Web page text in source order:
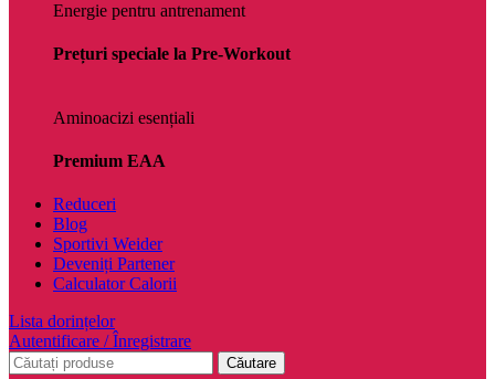
Energie pentru antrenament
Prețuri speciale la Pre-Workout
Aminoacizi esențiali
Premium EAA
Reduceri
Blog
Sportivi Weider
Deveniți Partener
Calculator Calorii
Lista dorințelor
Autentificare / Înregistrare
Căutare